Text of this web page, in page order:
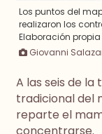
Los puntos del
realizaron los
Elaboración
Giovanni
A las seis de
tradicional del
reparte el